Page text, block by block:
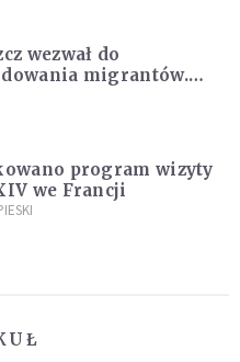
wezwał do
migrantów.
ogień przeciwko
program wizyty
we Francji